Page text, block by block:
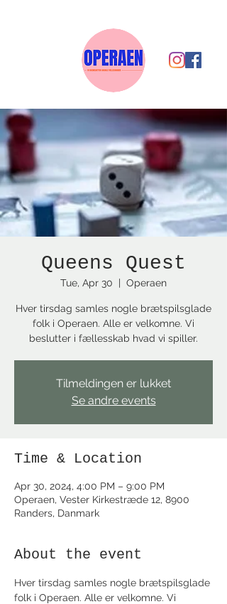
Queens Quest
Tue, Apr 30
  |
Operaen
Hver tirsdag samles nogle brætspilsglade
folk i Operaen. Alle er velkomne. Vi
beslutter i fællesskab hvad vi spiller.
Tilmeldingen er lukket
Se andre events
Time & Location
Apr 30, 2024, 4:00 PM – 9:00 PM
Operaen, Vester Kirkestræde 12, 8900
Randers, Danmark
About the event
Hver tirsdag samles nogle brætspilsglade
folk i Operaen. Alle er velkomne. Vi